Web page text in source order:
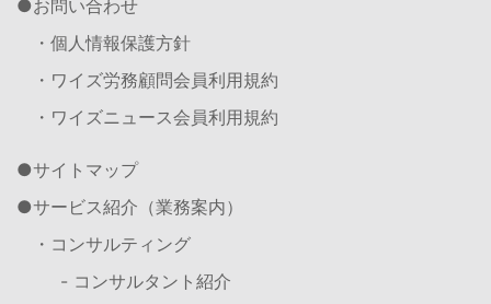
お問い合わせ
・個人情報保護方針
・ワイズ労務顧問会員利用規約
・ワイズニュース会員利用規約
サイトマップ
サービス紹介（業務案内）
・コンサルティング
- コンサルタント紹介